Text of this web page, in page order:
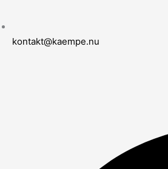
kontakt@kaempe.nu